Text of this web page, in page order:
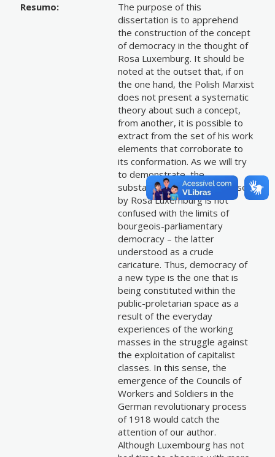
Resumo:
The purpose of this
dissertation is to apprehend
the construction of the concept
of democracy in the thought of
Rosa Luxemburg. It should be
noted at the outset that, if on
the one hand, the Polish Marxist
does not present a systematic
theory about such a concept,
from another, it is possible to
extract from the set of his work
elements that corroborate to
its conformation. As we will try
to demonstrate, the
substantive democracy devised
by Rosa Luxemburg is not
confused with the limits of
bourgeois-parliamentary
democracy – the latter
understood as a crude
caricature. Thus, democracy of
a new type is the one that is
being constituted within the
public-proletarian space as a
result of the everyday
experiences of the working
masses in the struggle against
the exploitation of capitalist
classes. In this sense, the
emergence of the Councils of
Workers and Soldiers in the
German revolutionary process
of 1918 would catch the
attention of our author.
Although Luxembourg has not